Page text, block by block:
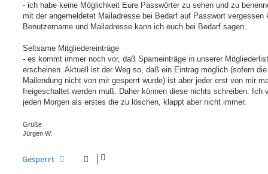
- ich habe keine Möglichkeit Eure Passwörter zu sehen und zu
mit der angemeldetet Mailadresse bei Bedarf auf Passwort vergessen
Benutzername und Mailadresse kann ich euch bei Bedarf sagen.
Seltsame Mitgliedereinträge
- es kommt immer noch vor, daß Spameinträge in unserer
erscheinen. Aktuell ist der Weg so, daß ein Eintrag möglich (sofern die
Mailendung nicht von mir gesperrt wurde) ist aber jeder erst von mir
freigeschaltet werden muß. Daher können diese nichts schreiben. Ich
jeden Morgen als erstes die zu löschen, klappt aber nicht immer.
Grüße
Jürgen W.
Gesperrt